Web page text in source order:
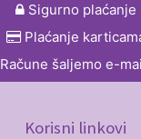
Sigurno plaćanje
Plaćanje
Račune šaljemo e-
Korisni linkovi